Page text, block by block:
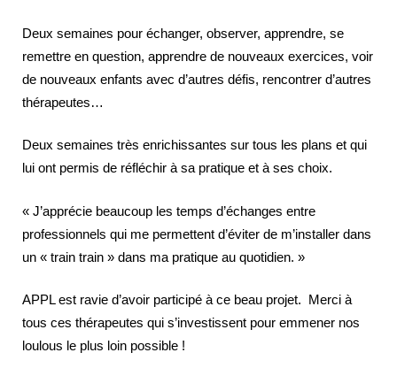
Deux semaines pour échanger, observer, apprendre, se
remettre en question, apprendre de nouveaux exercices, voir
de nouveaux enfants avec d’autres défis, rencontrer d’autres
thérapeutes…
Deux semaines très enrichissantes sur tous les plans et qui
lui ont permis de réfléchir à sa pratique et à ses choix.
« J’apprécie beaucoup les temps d’échanges entre
professionnels qui me permettent d’éviter de m’installer dans
un « train train » dans ma pratique au quotidien. »
APPL est ravie d’avoir participé à ce beau projet. Merci à
tous ces thérapeutes qui s’investissent pour emmener nos
loulous le plus loin possible !